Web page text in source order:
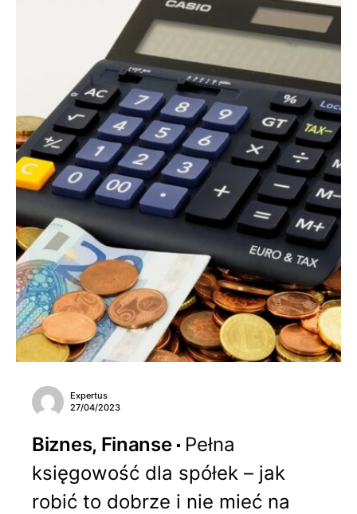
Expertus
27/04/2023
Biznes, Finanse
Pełna
księgowość dla spółek – jak
robić to dobrze i nie mieć na